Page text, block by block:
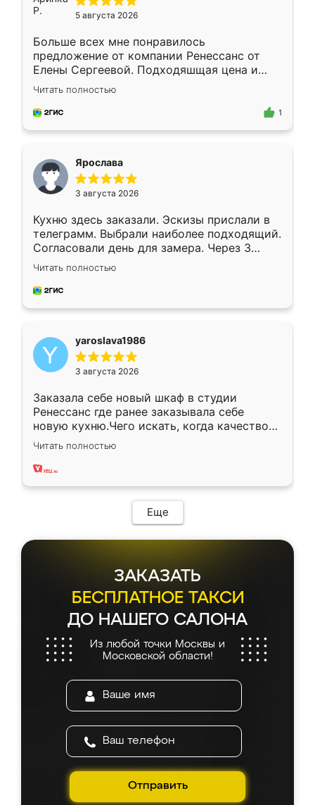
5 августа 2026
Больше всех мне понравилось
предложение от компании Ренессанс от
Елены Сергеевой. Подходяшщая цена и
короткие сроки изготовления. Приехавший
для замера сотрудник Владислав
предложил по моему эскизу самый
Читать полностью
1
Ярослава
3 августа 2026
Кухню здесь заказали. Эскизы прислали в
телеграмм. Выбрали наиболее подходящий.
Согласовали день для замера. Через 3
недели кухня была уже готова. Остались
довольны работой. Спасибо Ренессанс
мебель за качественную работу!
Читать полностью
yaroslava1986
3 августа 2026
Заказала себе новый шкаф в студии
Ренессанс где ранее заказывала себе
новую кухню.Чего искать, когда качеством
вполне довольна. Служит кухня уже почти
два года, нареканий нет.
Читать полностью
Еще
ЗАКАЗАТЬ
БЕСПЛАТНОЕ ТАКСИ
ДО НАШЕГО САЛОНА
Из любой точки Москвы и
Московской области!
Отправить